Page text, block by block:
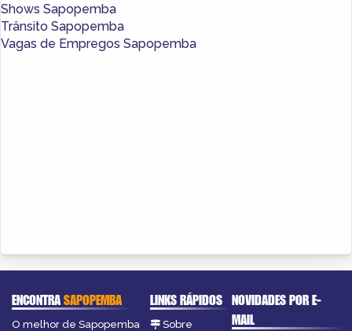
Shows Sapopemba
Trânsito Sapopemba
Vagas de Empregos Sapopemba
ENCONTRASAPOPEMBA
O melhor de Sapopemba
LINKS RÁPIDOS
Sobre
NOVIDADES POR E-
MAIL